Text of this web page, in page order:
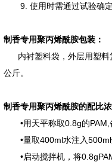
9. 使用时需通过试验确定
制香专用聚丙烯酰胺包装：
内衬塑料袋，外层用塑料
公斤。
制香专用聚丙烯酰胺的配比
•用天平称取0.8g的PAM,
•量取400ml水注入500ml
•启动搅拌机，将